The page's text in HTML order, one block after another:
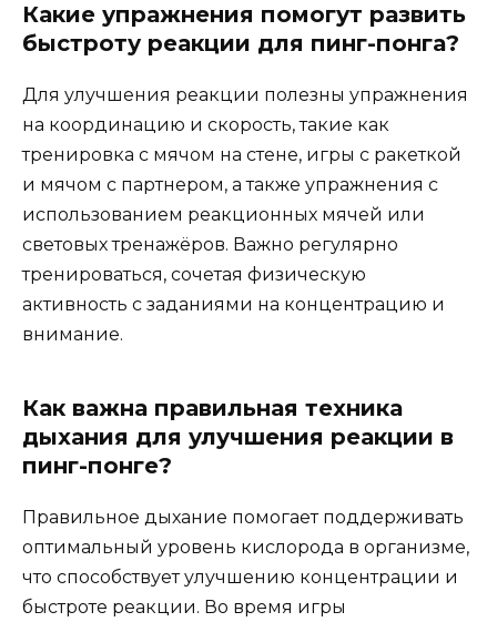
Какие упражнения помогут развить
быстроту реакции для пинг-понга?
Для улучшения реакции полезны упражнения
на координацию и скорость, такие как
тренировка с мячом на стене, игры с ракеткой
и мячом с партнером, а также упражнения с
использованием реакционных мячей или
световых тренажёров. Важно регулярно
тренироваться, сочетая физическую
активность с заданиями на концентрацию и
внимание.
Как важна правильная техника
дыхания для улучшения реакции в
пинг-понге?
Правильное дыхание помогает поддерживать
оптимальный уровень кислорода в организме,
что способствует улучшению концентрации и
быстроте реакции. Во время игры